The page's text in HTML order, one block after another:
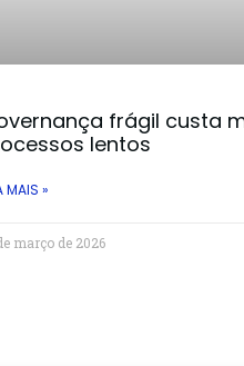
frágil custa
lentos
MAIS »
março de 2026